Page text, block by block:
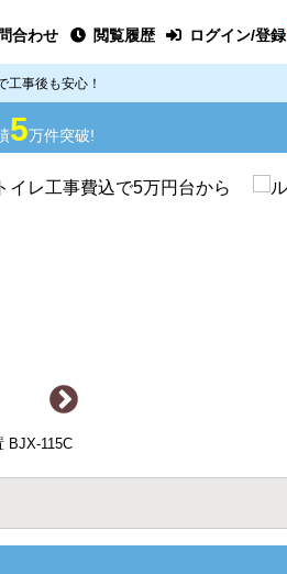
合わせ 閲覧履歴 ログイン/登録
工事後も安心！
5万件突破!
BJX-115C